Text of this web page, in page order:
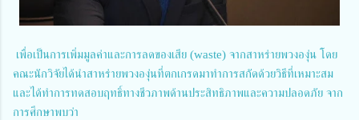
เพื่อเป็นการเพิ่มมูลค่าและการลดของเสีย (waste) จากสาหร่ายพวงองุ่น โดย
คณะนักวิจัยได้นำสาหร่ายพวงองุ่นที่ตกเกรดมาทำการสกัดด้วยวิธีที่เหมาะสม
และได้ทำการทดสอบฤทธิ์ทางชีวภาพด้านประสิทธิภาพและความปลอดภัย จาก
การศึกษาพบว่า